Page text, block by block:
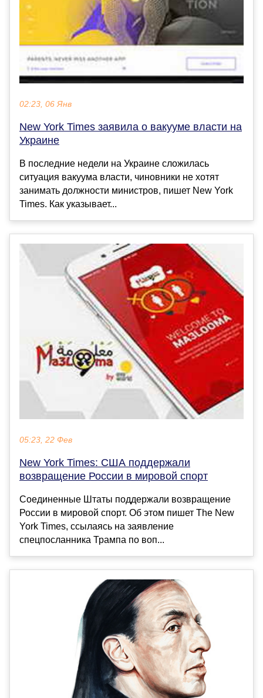
02:23, 06 Янв
New York Times заявила о вакууме власти на
Украине
В последние недели на Украине сложилась
ситуация вакуума власти, чиновники не хотят
занимать должности министров, пишет New York
Times. Как указывает...
05:23, 22 Фев
New York Times: США поддержали
возвращение России в мировой спорт
Соединенные Штаты поддержали возвращение
России в мировой спорт. Об этом пишет The New
York Times, ссылаясь на заявление
спецпосланника Трампа по воп...